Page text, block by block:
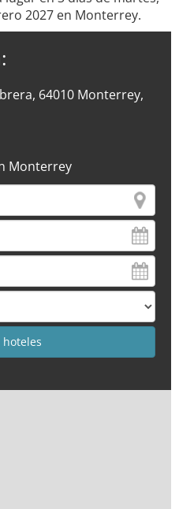
2027 en Monterrey.
64010 Monterrey,
Monterrey